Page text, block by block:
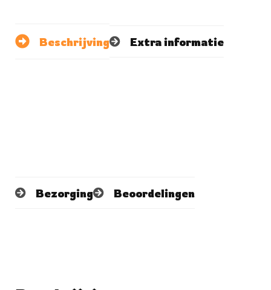
Beschrijving Extra informatie
Bezorging Beoordelingen